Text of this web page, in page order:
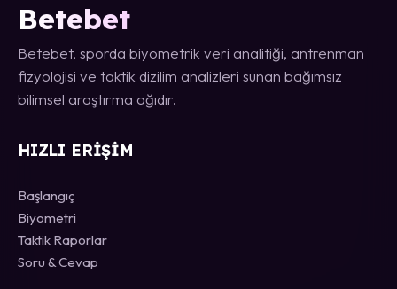
Betebet
Betebet, sporda biyometrik veri analitiği, antrenman
fizyolojisi ve taktik dizilim analizleri sunan bağımsız
bilimsel araştırma ağıdır.
HIZLI ERIŞIM
Başlangıç
Biyometri
Taktik Raporlar
Soru & Cevap